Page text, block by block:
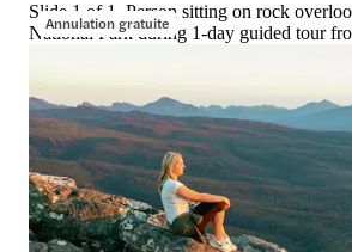
Annulation gratuite
Slide 1 of 1, Person sitting on rock
National Park during 1-day guided tour